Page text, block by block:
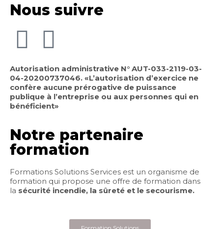
Nous suivre
Autorisation administrative N° AUT-033-2119-03-
04-20200737046. «L’autorisation d’exercice ne
confère aucune prérogative de puissance
publique à l’entreprise ou aux personnes qui en
bénéficient»
Notre partenaire
formation
Formations Solutions Services est un organisme de
formation qui propose une offre de formation dans
la sécurité incendie, la sûreté et le secourisme.